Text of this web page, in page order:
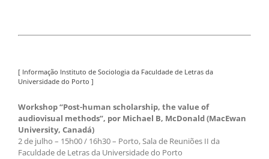
[ Informação Instituto de Sociologia da Faculdade de Letras da
Universidade do Porto ]
Workshop “Post-human scholarship, the value of
audiovisual methods”, por Michael B, McDonald (MacEwan
University, Canadá)
2 de julho – 15h00 / 16h30 – Porto, Sala de Reuniões II da
Faculdade de Letras da Universidade do Porto